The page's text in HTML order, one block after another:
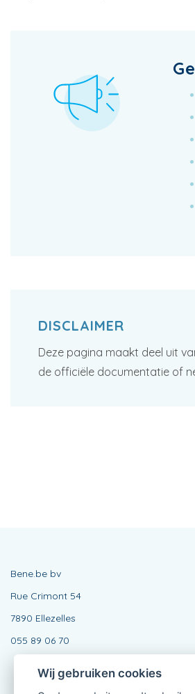
DISCLAIMER
Deze pagina maakt deel uit
de officiële documentatie of
Bene.be bv
Rue Crimont 54
7890 Ellezelles
055 89 06 70
Wij gebruiken cookies